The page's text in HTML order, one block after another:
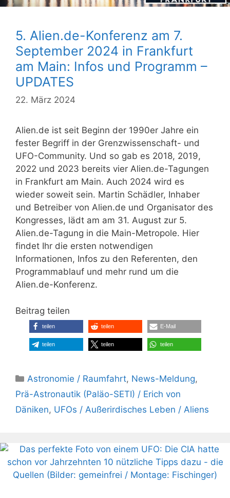
5. Alien.de-Konferenz am 7.
September 2024 in Frankfurt
am Main: Infos und Programm –
UPDATES
22. März 2024
Alien.de ist seit Beginn der 1990er Jahre ein
fester Begriff in der Grenzwissenschaft- und
UFO-Community. Und so gab es 2018, 2019,
2022 und 2023 bereits vier Alien.de-Tagungen
in Frankfurt am Main. Auch 2024 wird es
wieder soweit sein. Martin Schädler, Inhaber
und Betreiber von Alien.de und Organisator des
Kongresses, lädt am am 31. August zur 5.
Alien.de-Tagung in die Main-Metropole. Hier
findet Ihr die ersten notwendigen
Informationen, Infos zu den Referenten, den
Programmablauf und mehr rund um die
Alien.de-Konferenz.
Beitrag teilen
teilen teilen E-Mail
teilen teilen teilen
Kategorien
Astronomie / Raumfahrt, News-Meldung,
Prä-Astronautik (Paläo-SETI) / Erich von
Däniken, UFOs / Außerirdisches Leben / Aliens